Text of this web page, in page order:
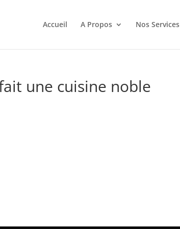
Accueil A Propos Nos Services
une cuisine noble